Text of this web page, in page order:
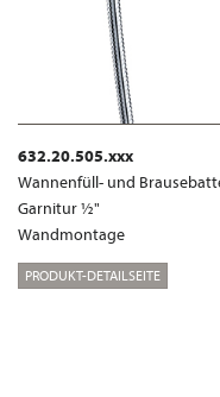
632.20.505.xxx
Wannenfüll- und
Garnitur ½"
Wandmontage
PRODUKT-DETAILSEITE